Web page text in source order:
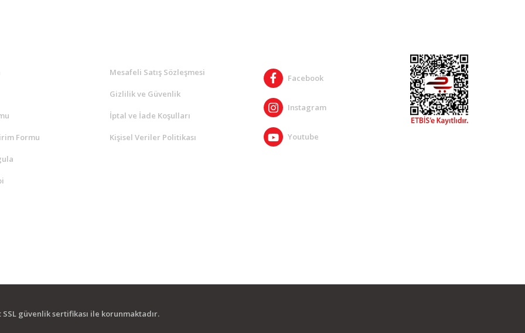
Formu
Mesafeli Satış Sözleşmesi
Gizlilik ve Güvenlik
İptal ve İade Koşulları
Kişisel Veriler Politikası
Facebook
Instagram
Youtube
güvenlik sertifikası ile korunmaktadır.